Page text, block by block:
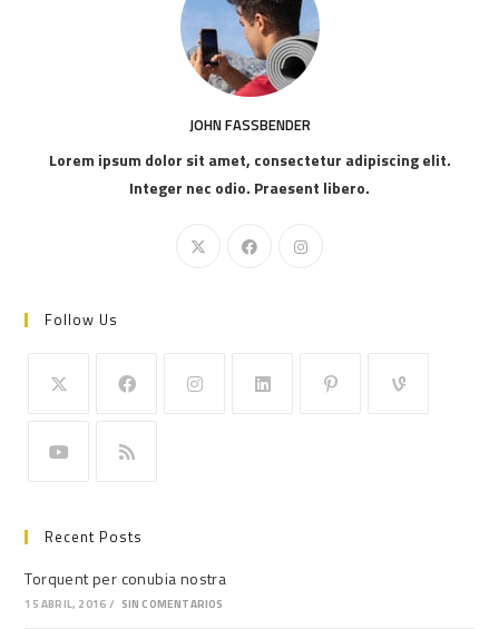
JOHN FASSBENDER
Lorem ipsum dolor sit amet, consectetur adipiscing elit.
Integer nec odio. Praesent libero.
Follow Us
Recent Posts
Torquent per conubia nostra
15 ABRIL, 2016 / SIN COMENTARIOS